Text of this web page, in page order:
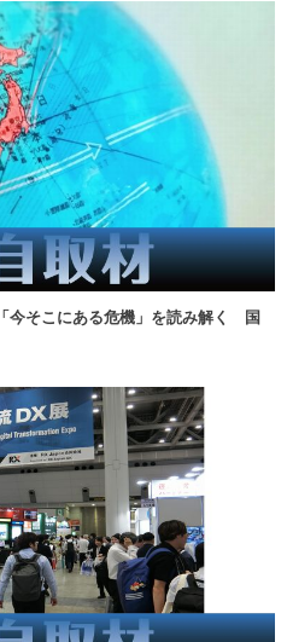
今そこにある危機」を読み解く 国